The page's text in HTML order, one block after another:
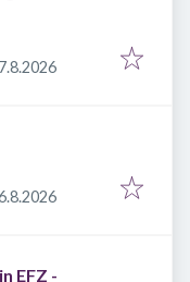
Veröffentlicht
7.8.2026
EFZ -